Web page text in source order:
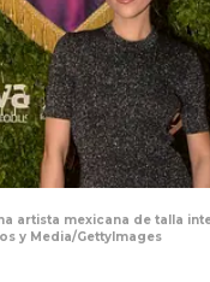
artista mexicana de talla
y Media/GettyImages